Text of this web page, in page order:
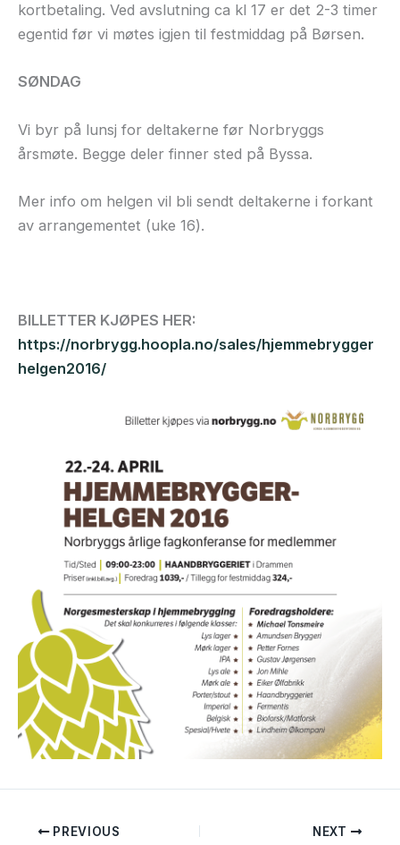
kortbetaling. Ved avslutning ca kl 17 er det 2-3 timer
egentid før vi møtes igjen til festmiddag på Børsen.
SØNDAG
Vi byr på lunsj for deltakerne før Norbryggs
årsmøte. Begge deler finner sted på Byssa.
Mer info om helgen vil bli sendt deltakerne i forkant
av arrangementet (uke 16).
BILLETTER KJØPES HER:
https://norbrygg.hoopla.no/sales/hjemmebrygger
helgen2016/
PREVIOUS NEXT